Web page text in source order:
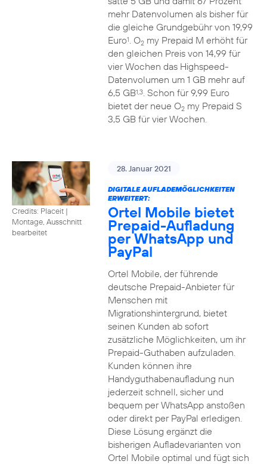
mehr Datenvolumen als bisher für
die gleiche Grundgebühr von 19,99
Euro1. O2my Prepaid M erhöht für
den gleichen Preis von 14,99 für
vier Wochen das Highspeed-
Datenvolumen um 1 GB mehr auf
6,5 GB1,3. Schon für 9,99 Euro
bietet der neue O2my Prepaid S
3,5 GB für vier Wochen.
Credits: Placeit |
Montage, Ausschnitt
bearbeitet
28. Januar 2021
DIGITALE AUFLADEMÖGLICHKEITEN
ERWEITERT:
Ortel Mobile bietet
Prepaid-Aufladung
per WhatsApp und
PayPal
Ortel Mobile, der führende
deutsche Prepaid-Anbieter für
Menschen mit
Migrationshintergrund, bietet
seinen Kunden ab sofort
zusätzliche Möglichkeiten, um ihr
Prepaid-Guthaben aufzuladen.
Kunden können ihre
Handyguthabenaufladung nun
jederzeit schnell, sicher und
bequem per WhatsApp anstoßen
oder direkt per PayPal erledigen.
Diese Lösung ergänzt die
bisherigen Aufladevarianten von
Ortel Mobile optimal und fügt sich